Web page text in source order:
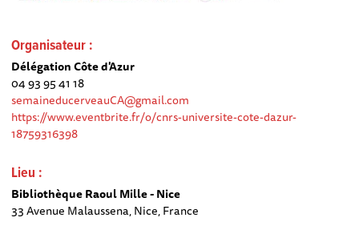
Organisateur :
Délégation Côte d'Azur
04 93 95 41 18
semaineducerveauCA@gmail.com
https://www.eventbrite.fr/o/cnrs-universite-cote-dazur-
18759316398
Lieu :
Bibliothèque Raoul Mille - Nice
33 Avenue Malaussena, Nice, France